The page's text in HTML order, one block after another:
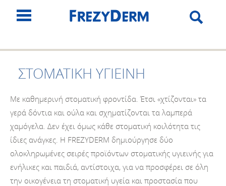
ΣΤΟΜΑΤΙΚΗ ΥΓΙΕΙΝΗ
Με καθημερινή στοματική φροντίδα. Έτσι «χτίζονται» τα
γερά δόντια και ούλα και σχηματίζονται τα λαμπερά
χαμόγελα. Δεν έχει όμως κάθε στοματική κοιλότητα τις
ίδιες ανάγκες. Η FREZYDERM δημιούργησε δύο
ολοκληρωμένες σειρές προϊόντων στοματικής υγιεινής για
ενήλικες και παιδιά, αντίστοιχα, για να προσφέρει σε όλη
την οικογένεια τη στοματική υγεία και προστασία που